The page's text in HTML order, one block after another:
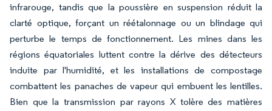
infrarouge, tandis que la poussière en suspension réduit la
clarté optique, forçant un réétalonnage ou un blindage qui
perturbe le temps de fonctionnement. Les mines dans les
régions équatoriales luttent contre la dérive des détecteurs
induite par l'humidité, et les installations de compostage
combattent les panaches de vapeur qui embuent les lentilles.
Bien que la transmission par rayons X tolère des matières